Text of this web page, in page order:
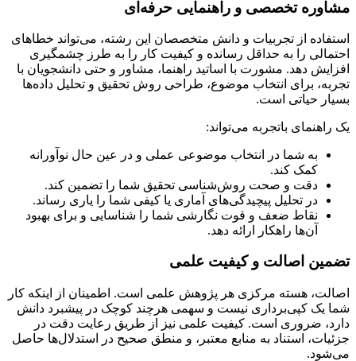
مشاوره تخصصی و راهنمایی حرفه‌ای
استفاده از تجربیات و دانش متخصصان این رشته، می‌تواند خطاهای
احتمالی را به حداقل رسانده و کیفیت کار را به طرز چشمگیری
افزایش دهد. مشورت با اساتید راهنما، مشاور و حتی دانشجویان با
تجربه، برای انتخاب موضوع، طراحی روش تحقیق و تحلیل داده‌ها
بسیار حیاتی است.
یک راهنمای باتجربه می‌تواند:
به شما در انتخاب موضوعی عملی و در عین حال نوآورانه
کمک کند.
دقت و صحت روش‌شناسی تحقیق شما را تضمین کند.
در تحلیل پیچیدگی‌های آماری یا کیفی شما را یاری رساند.
نقاط ضعف و قوت نگارشی شما را شناسایی و برای بهبود
آن‌ها راهکار ارائه دهد.
تضمین اصالت و کیفیت علمی
اصالت، هسته مرکزی هر پژوهش علمی است. اطمینان از اینکه کار
شما یک کپی‌برداری نیست و سهمی هرچند کوچک در پیشبرد دانش
دارد، ضروری است. کیفیت علمی نیز از طریق رعایت دقت در
جزئیات، استناد به منابع معتبر، و منطق صحیح در استدلال‌ها حاصل
می‌شود.